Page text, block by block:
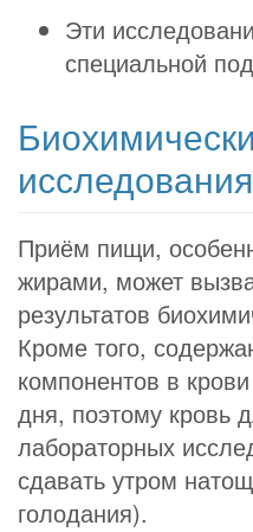
Эти
специальной
исследования
Приём пищи,
жирами, может
результатов
Кроме того,
компонентов в
дня, поэтому кровь
лабораторных
сдавать утром
голодания).